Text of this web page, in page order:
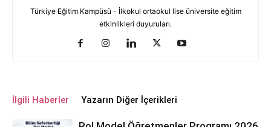
Türkiye Eğitim Kampüsü - İlkokul ortaokul lise üniversite eğitim
etkinlikleri duyuruları.
İlgili Haberler Yazarın Diğer İçerikleri